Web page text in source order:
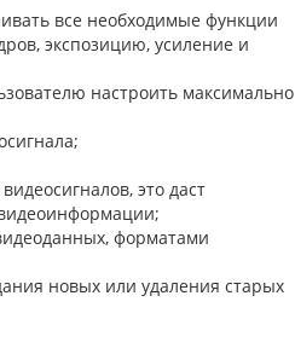
все необходимые функции
экспозицию, усиление и
настроить максимально
это даст
форматами
новых или удаления старых